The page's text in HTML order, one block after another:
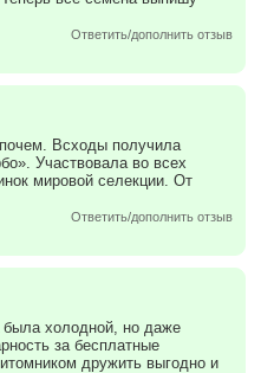
Ответить/дополнить отзыв
Всходы получила
Участвовала во всех
мировой селекции. От
Ответить/дополнить отзыв
была холодной, но даже
за бесплатные
дружить выгодно и